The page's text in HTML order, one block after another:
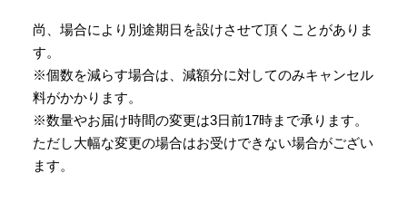
尚、場合により別途期日を設けさせて頂くことがありま
す。
※個数を減らす場合は、減額分に対してのみキャンセル
料がかかります。
※数量やお届け時間の変更は3日前17時まで承ります。
ただし大幅な変更の場合はお受けできない場合がござい
ます。